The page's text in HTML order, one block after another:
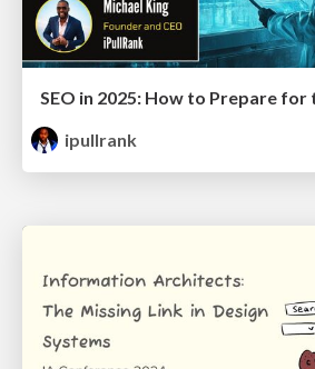
ipullrank